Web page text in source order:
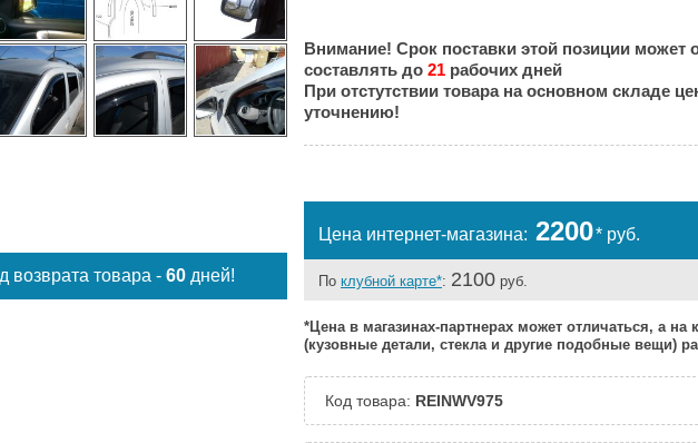
возврата товара - 60 дней!
Нальчик:
Под заказ
Самара:
Под заказ
Тверь:
Внимание! Срок поставки этой позиции может
составлять до 21 рабочих дней
При отстутствии товара на основном складе
уточнению!
Цена интернет-магазина: 2200* руб.
По клубной карте*: 2100 руб.
*Цена в магазинах-партнерах может отличаться, а
(кузовные детали, стекла и другие подобные вещи)
Код товара: REINWV975